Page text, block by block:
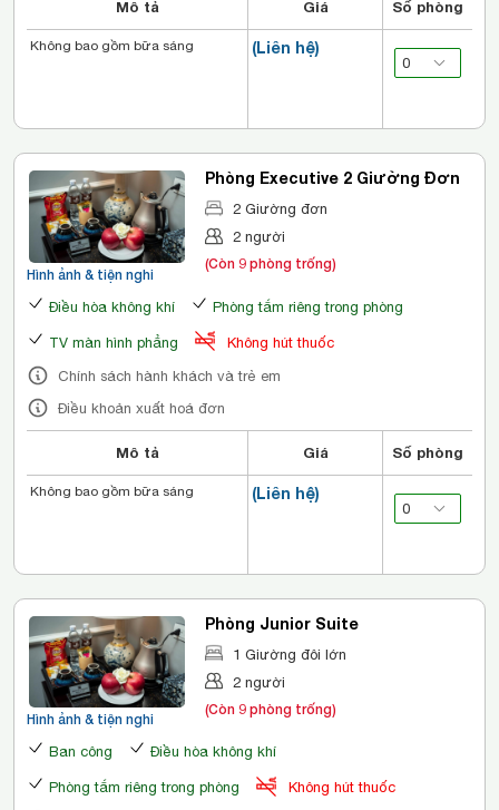
Mô tả Giá Số phòng
(Liên hệ)
Không bao gồm bữa sáng
Hình ảnh & tiện nghi
Phòng Executive 2 Giường Đơn
2 Giường đơn
2 người
(Còn 9 phòng trống)
Điều hòa không khí Phòng tắm riêng trong phòng
TV màn hình phẳng
Không hút thuốc
Chính sách hành khách và trẻ em
Điều khoản xuất hoá đơn
Mô tả Giá Số phòng
(Liên hệ)
Không bao gồm bữa sáng
Hình ảnh & tiện nghi
Phòng Junior Suite
1 Giường đôi lớn
2 người
(Còn 9 phòng trống)
Ban công Điều hòa không khí
Phòng tắm riêng trong phòng
Không hút thuốc